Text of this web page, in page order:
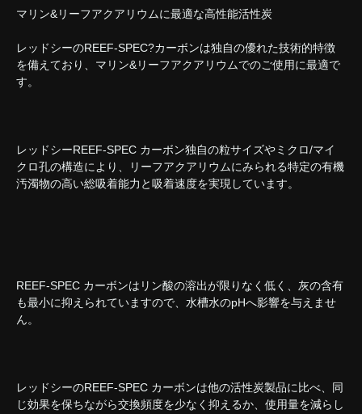
マリン&リーフアクアリウムに最適な高性能活性炭
レッドシーのREEF-SPEC?カーボンは独自の優れた技術的特徴
を備えており、マリン&リーフアクアリウムでのご使用に最適で
す。
レッドシーREEF-SPEC カーボン独自の粒サイズやミクロ/マイ
クロ孔の構造により、リーフアクアリウムにみられる特定の有機
汚濁物の高い総吸着能力と吸着速度を実現しています。
REEF-SPEC カーボンはリン酸の溶出が限りなく低く、灰の含有
も最小に抑えられていますので、水槽水のpHへ影響を与えませ
ん。
レッドシーのREEF-SPEC カーボンは他の活性炭製品に比べ、同
じ効果を保ちながら交換頻度を少なく抑えるか、使用量を減らし